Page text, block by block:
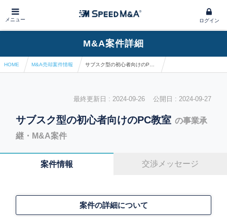
メニュー ログイン
M&A案件詳細
HOME M&A売却案件情報
最終更新日 : 2024-09-26 公開日 : 2024-09-27
サブスク型の初心者向けのPC教室 の事業承
継・M&A案件
案件情報 交渉メッセージ
案件の詳細について